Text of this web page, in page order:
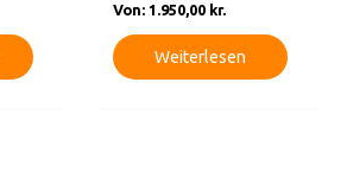
Von: 1.950,00 kr.
Weiterlesen